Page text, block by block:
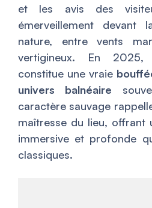
et les avis des
émerveillement devant
nature, entre vents
vertigineux. En 2025,
constitue une vraie
univers balnéaire
caractère sauvage
maîtresse du lieu, offrant
immersive et profonde
classiques.